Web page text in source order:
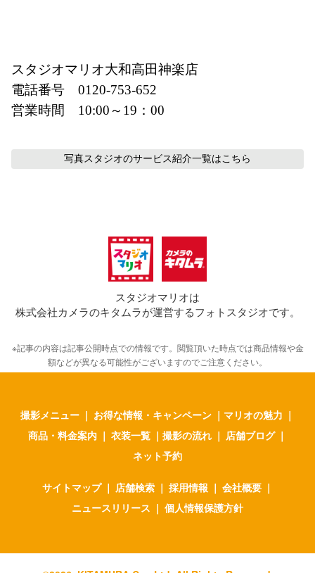
スタジオマリオ大和高田神楽店
電話番号　0120-753-652
営業時間　10:00～19：00
写真スタジオのサービス紹介一覧はこちら
スタジオマリオは
株式会社カメラのキタムラが運営するフォトスタジオです。
※記事の内容は記事公開時点での情報です。閲覧頂いた時点では商品情報や金
額などが異なる可能性がございますのでご注意ください。
撮影メニュー ｜ お得な情報・キャンペーン ｜ マリオの魅力 ｜
商品・料金案内 ｜ 衣装一覧 ｜ 撮影の流れ ｜ 店舗ブログ ｜
ネット予約
サイトマップ ｜ 店舗検索 ｜ 採用情報 ｜ 会社概要 ｜
ニュースリリース ｜ 個人情報保護方針